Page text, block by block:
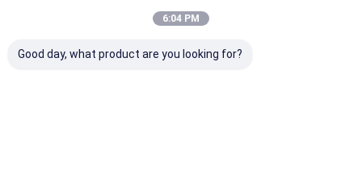
6:04 PM
Good day, what product are you looking for?